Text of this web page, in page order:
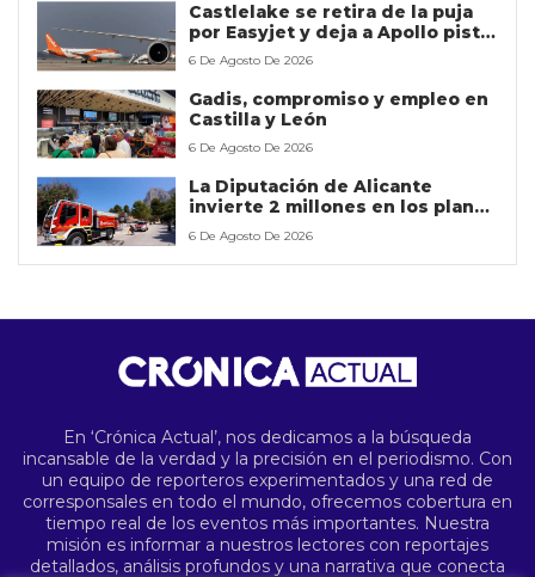
Castlelake se retira de la puja
por Easyjet y deja a Apollo pista
libre para hacerse con la
empresa
6 De Agosto De 2026
Gadis, compromiso y empleo en
Castilla y León
6 De Agosto De 2026
La Diputación de Alicante
invierte 2 millones en los planes
contra incendios forestales
6 De Agosto De 2026
En ‘Crónica Actual’, nos dedicamos a la búsqueda
incansable de la verdad y la precisión en el periodismo. Con
un equipo de reporteros experimentados y una red de
corresponsales en todo el mundo, ofrecemos cobertura en
tiempo real de los eventos más importantes. Nuestra
misión es informar a nuestros lectores con reportajes
detallados, análisis profundos y una narrativa que conecta